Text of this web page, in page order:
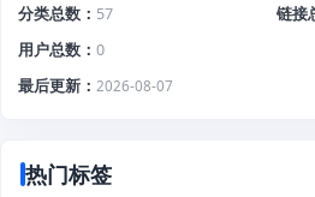
分类总数
57 链接
用户总数
0
最后更新
2026-08-07
热门标签